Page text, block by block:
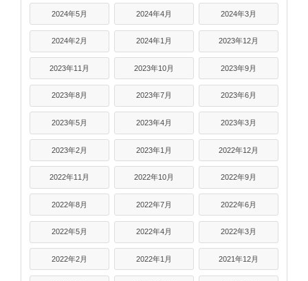
2024年5月 2024年4月 2024年3月
2024年2月 2024年1月 2023年12月
2023年11月 2023年10月 2023年9月
2023年8月 2023年7月 2023年6月
2023年5月 2023年4月 2023年3月
2023年2月 2023年1月 2022年12月
2022年11月 2022年10月 2022年9月
2022年8月 2022年7月 2022年6月
2022年5月 2022年4月 2022年3月
2022年2月 2022年1月 2021年12月